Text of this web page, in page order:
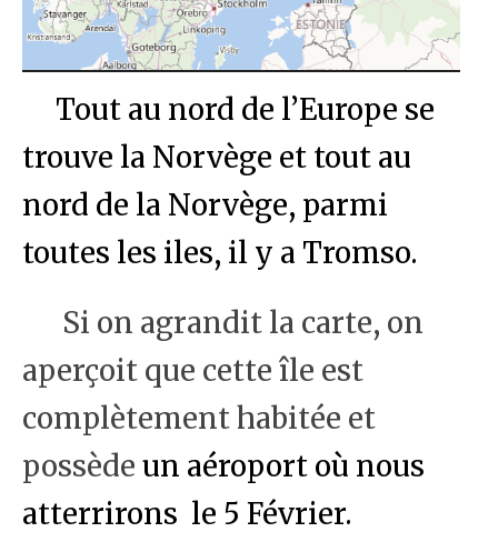
Tout au nord de l’Europe se
trouve la Norvège et tout au
nord de la Norvège, parmi
toutes les iles, il y a Tromso.
Si on agrandit la carte, on
aperçoit que cette île est
complètement habitée et
possède un aéroport où nous
atterrirons le 5 Février.